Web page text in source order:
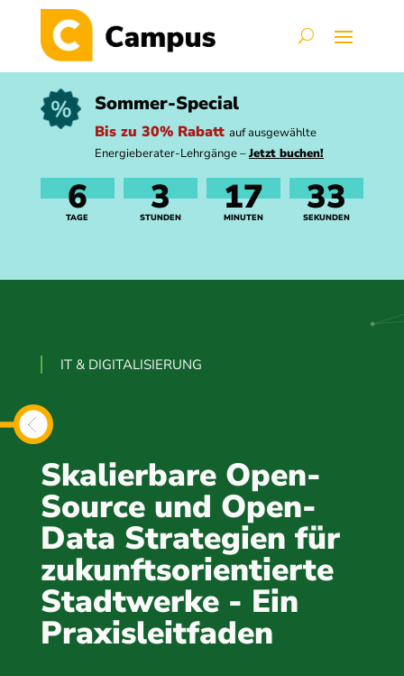
Sommer-Special
Bis zu 30% Rabatt auf ausgewählte
Energieberater-Lehrgänge –Jetzt buchen!
6
TAGE 3
STUNDEN 17
MINUTEN 32
SEKUNDEN
IT & DIGITALISIERUNG
Skalierbare Open-
Source und Open-
Data Strategien für
zukunftsorientierte
Stadtwerke - Ein
Praxisleitfaden